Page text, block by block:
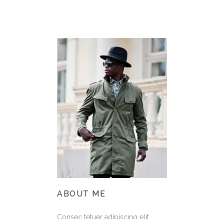
ABOUT ME
Consec tetuer adipiscing elit.